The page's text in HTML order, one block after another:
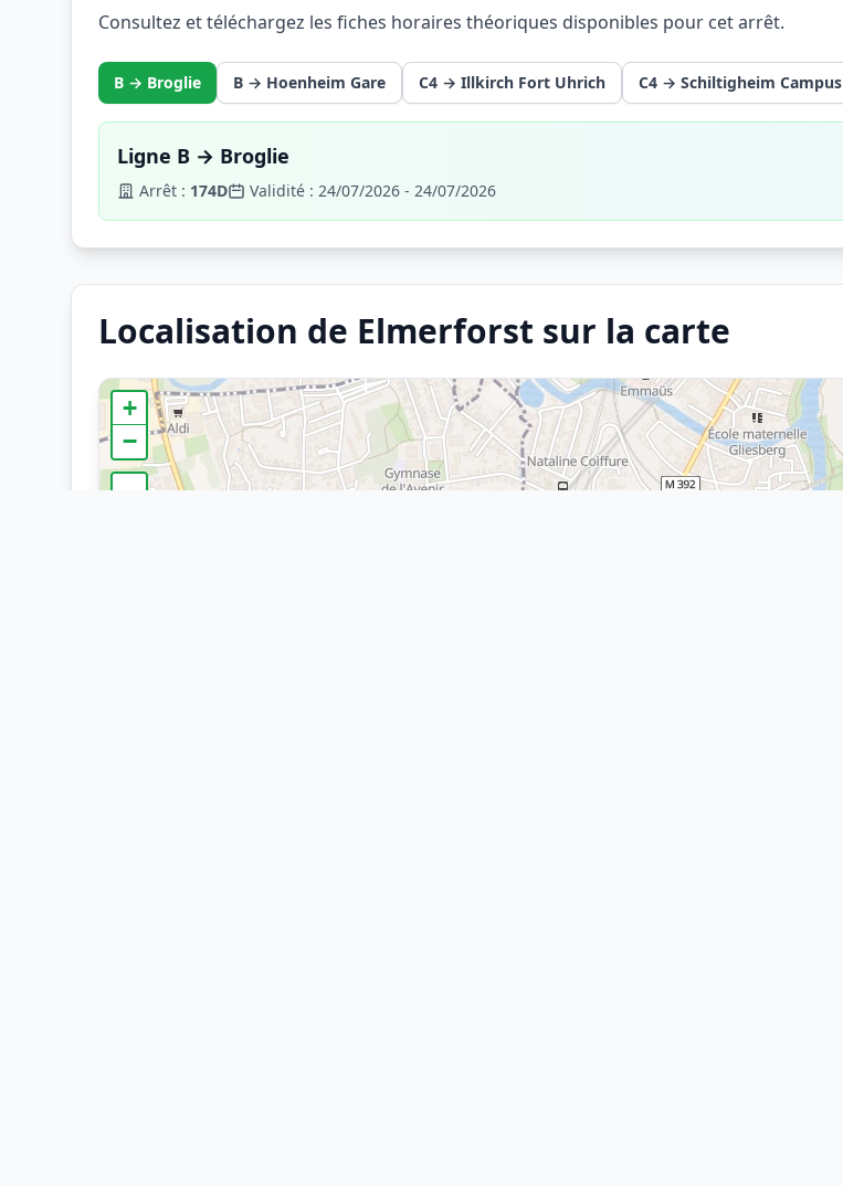
Consultez et téléchargez les fiches horaires théoriques disponibles pour cet arrêt.
B → Broglie B → Hoenheim Gare C4 → Illkirch Fort Uhrich C4 → Schiltigheim Campus
Ligne B → Broglie
Arrêt : 174D Validité : 24/07/2026 - 24/07/2026
Localisation de Elmerforst sur la carte
+
−